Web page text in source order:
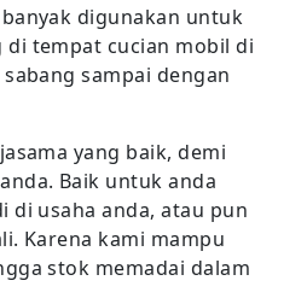
digunakan untuk
tempat cucian mobil di
sampai dengan
yang baik, demi
Baik untuk anda
di usaha anda, atau pun
Karena kami mampu
stok memadai dalam